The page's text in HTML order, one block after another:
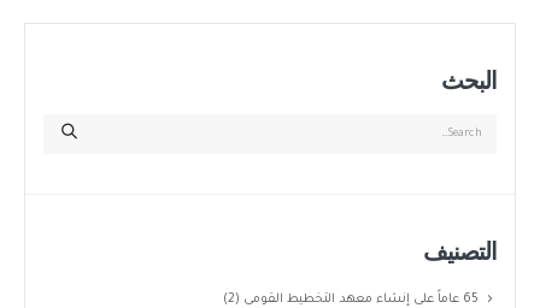
البحث
التصنيف
65 عاماً على إنشاء معهد التخطيط القومى (2)